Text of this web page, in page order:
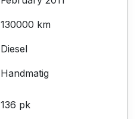
130000 km
Diesel
Handmatig
136 pk